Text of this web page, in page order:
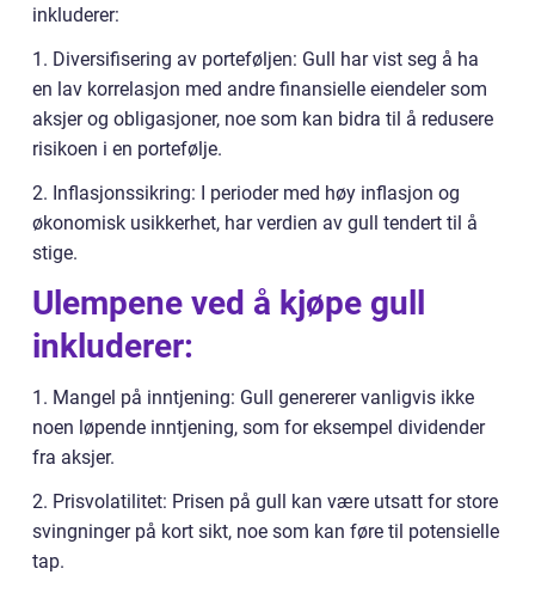
inkluderer:
1. Diversifisering av porteføljen: Gull har vist seg å ha
en lav korrelasjon med andre finansielle eiendeler som
aksjer og obligasjoner, noe som kan bidra til å redusere
risikoen i en portefølje.
2. Inflasjonssikring: I perioder med høy inflasjon og
økonomisk usikkerhet, har verdien av gull tendert til å
stige.
Ulempene ved å kjøpe gull
inkluderer:
1. Mangel på inntjening: Gull genererer vanligvis ikke
noen løpende inntjening, som for eksempel dividender
fra aksjer.
2. Prisvolatilitet: Prisen på gull kan være utsatt for store
svingninger på kort sikt, noe som kan føre til potensielle
tap.